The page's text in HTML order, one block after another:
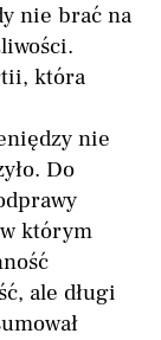
nie brać na
która
nie
Do
którym
ale długi